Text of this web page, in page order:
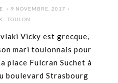
POSTED
ON
9 NOVEMBRE, 2017
: TOULON
Vicky est grecque,
mari toulonnais pour
place Fulcran Suchet à
boulevard Strasbourg